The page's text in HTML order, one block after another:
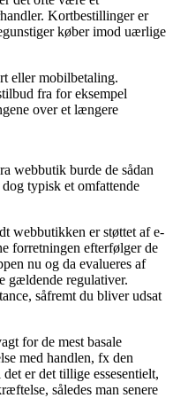
Kortbestillinger er
køber imod uærlige
eller mobilbetaling.
fra for eksempel
over et længere
webbutik burde de sådan
typisk et omfattende
webbutikken er støttet af e-
forretningen efterfølger de
nu og da evalueres af
gældende regulativer.
såfremt du bliver udsat
for de mest basale
med handlen, fx den
er det tillige essesentielt,
således man senere